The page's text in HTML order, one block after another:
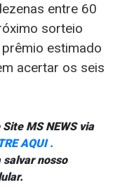
entre 60
sorteio
estimado
acertar os seis
MS NEWS via
AQUI .
salvar nosso